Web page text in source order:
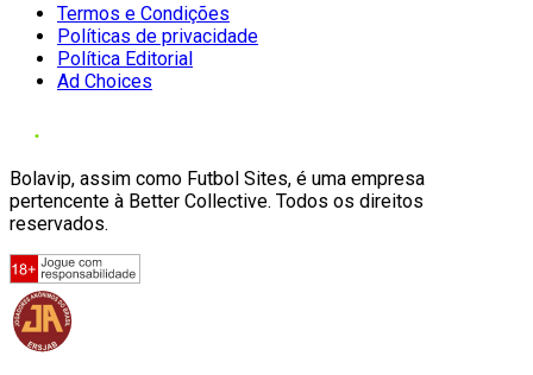
Termos e Condições
Políticas de privacidade
Política Editorial
Ad Choices
Bolavip, assim como Futbol Sites, é uma empresa
pertencente à Better Collective. Todos os direitos
reservados.